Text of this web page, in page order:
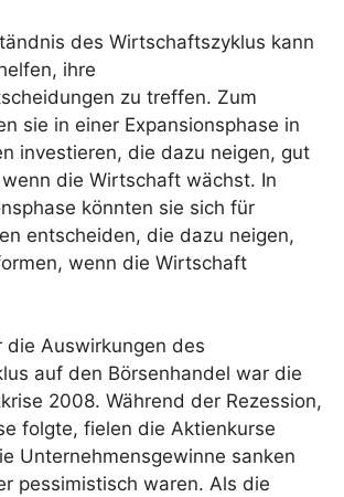
des Wirtschaftszyklus kann
ihre
zu treffen. Zum
sie in einer Expansionsphase in
investieren, die dazu neigen, gut
die Wirtschaft wächst. In
könnten sie sich für
entscheiden, die dazu neigen,
wenn die Wirtschaft
die Auswirkungen des
auf den Börsenhandel war die
2008. Während der Rezession,
folgte, fielen die Aktienkurse
Unternehmensgewinne sanken
pessimistisch waren. Als die